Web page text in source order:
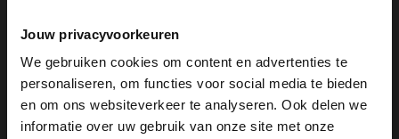
Jouw privacyvoorkeuren
We gebruiken cookies om content en advertenties te
personaliseren, om functies voor social media te bieden
en om ons websiteverkeer te analyseren. Ook delen we
informatie over uw gebruik van onze site met onze
×
View this website in English?